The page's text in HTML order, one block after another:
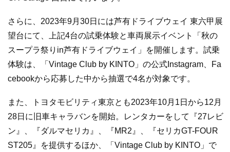
さらに、2023年9月30日には芦有ドライブウェイ 東六甲展
望台にて、上記4台の試乗体験と車両展示イベント「秋の
スープラ祭りin芦有ドライブウェイ」を開催します。試乗
体験は、「Vintage Club by KINTO」の公式Instagram、Fa
cebookから応募した中から抽選で4名が対象です。
また、トヨタモビリティ東京とも2023年10月1日から12月
28日に旧車キャラバンを開始。レンタカーをして『27レビ
ン』、『ダルマセリカ』、『MR2』、『セリカGT-FOUR
ST205』を提供するほか、「Vintage Club by KINTO」で